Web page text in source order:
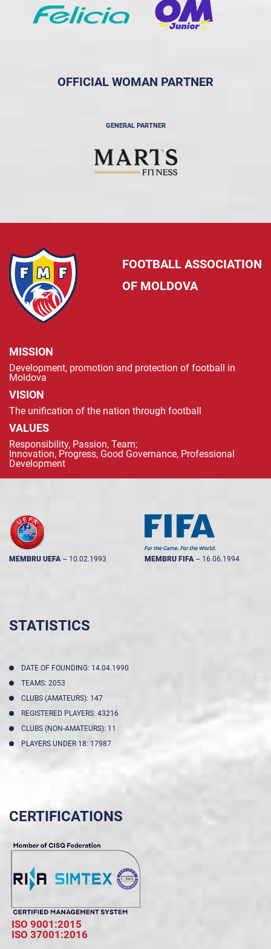
OFFICIAL WOMAN PARTNER
GENERAL PARTNER
FOOTBALL ASSOCIATION
OF MOLDOVA
MISSION
Development, promotion and protection of football in
Moldova
VISION
The unification of the nation through football
VALUES
Responsibility, Passion, Team;
Innovation, Progress, Good Governance, Professional
Development
MEMBRU UEFA -- 10.02.1993 MEMBRU FIFA -- 16.06.1994
STATISTICS
DATE OF FOUNDING: 14.04.1990
TEAMS: 2053
CLUBS (AMATEURS): 147
REGISTERED PLAYERS: 43216
CLUBS (NON-AMATEURS): 11
PLAYERS UNDER 18: 17987
CERTIFICATIONS
ISO 9001:2015
ISO 37001:2016